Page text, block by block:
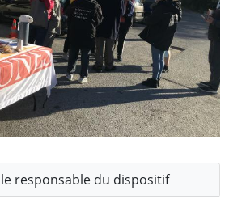
responsable du dispositif